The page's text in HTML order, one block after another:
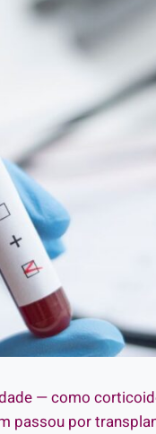
— como
passou por